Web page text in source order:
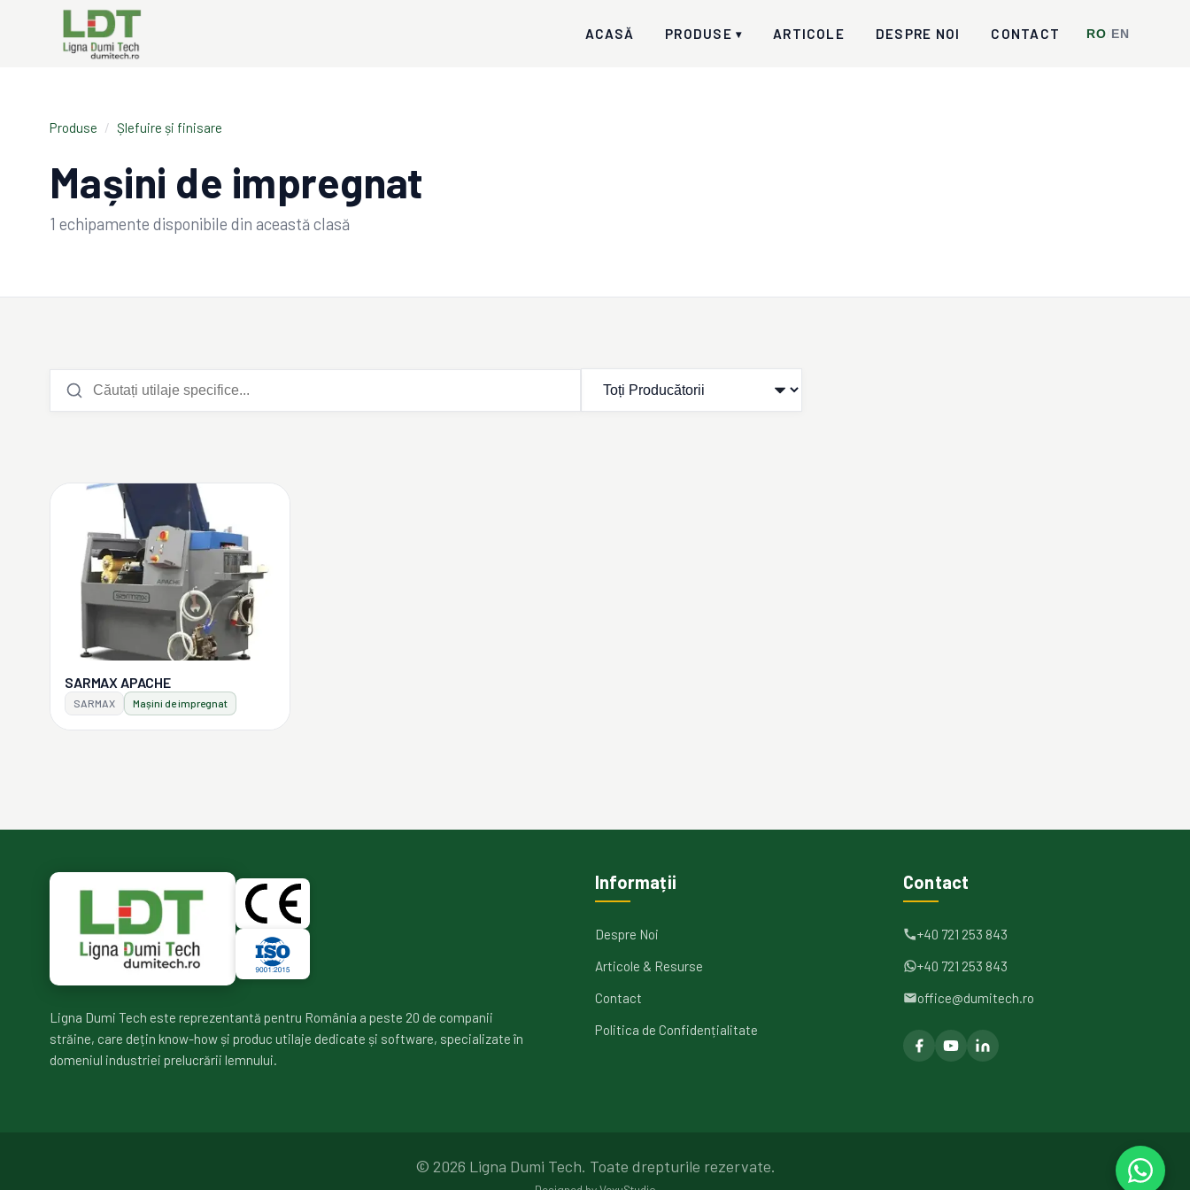
ACASĂ PRODUSE ▾ ARTICOLE DESPRE NOI CONTACT RO EN
Produse / Șlefuire și finisare
Mașini de impregnat
1 echipamente disponibile din această clasă
SARMAX APACHE
SARMAX Mașini de impregnat
Ligna Dumi Tech este reprezentantă pentru România a peste 20 de companii
străine, care dețin know-how și produc utilaje dedicate și software, specializate în
domeniul industriei prelucrării lemnului.
Informații
Despre Noi
Articole & Resurse
Contact
Politica de Confidențialitate
Contact
+40 721 253 843
+40 721 253 843
office@dumitech.ro
© 2026 Ligna Dumi Tech. Toate drepturile rezervate.